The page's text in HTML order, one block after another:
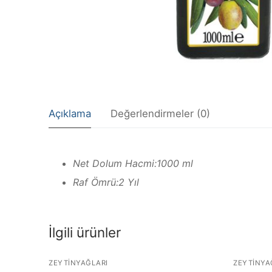
Açıklama Değerlendirmeler (0)
Net Dolum Hacmi:1000 ml
Raf Ömrü:2 Yıl
İlgili ürünler
ZEYTINYAĞLARI